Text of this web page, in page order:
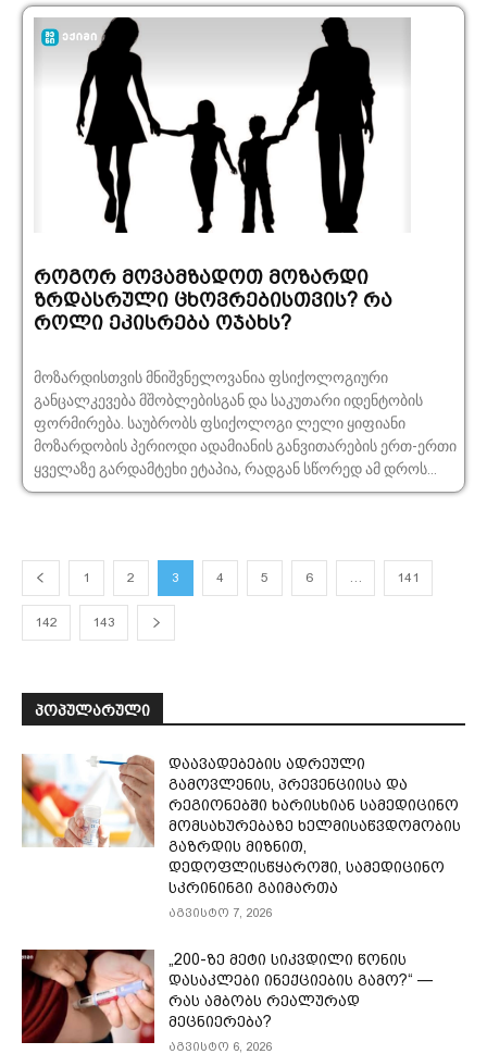
როგორ მოვამზადოთ მოზარდი
ზრდასრული ცხოვრებისთვის? რა
როლი ეკისრება ოჯახს?
მოზარდისთვის მნიშვნელოვანია ფსიქოლოგიური
განცალკევება მშობლებისგან და საკუთარი იდენტობის
ფორმირება. საუბრობს ფსიქოლოგი ლელი ყიფიანი
მოზარდობის პერიოდი ადამიანის განვითარების ერთ-ერთი
ყველაზე გარდამტეხი ეტაპია, რადგან სწორედ ამ დროს...
1 2 3 4 5 6 … 141
142 143
ᲞᲝᲞᲣᲚᲐᲠᲣᲚᲘ
დაავადებების ადრეული
გამოვლენის, პრევენციისა და
რეგიონებში ხარისხიან სამედიცინო
მომსახურებაზე ხელმისაწვდომობის
გაზრდის მიზნით,
დედოფლისწყაროში, სამედიცინო
სკრინინგი გაიმართა
აგვისტო 7, 2026
„200-ზე მეტი სიკვდილი წონის
დასაკლები ინექციების გამო?“ —
რას ამბობს რეალურად
მეცნიერება?
აგვისტო 6, 2026